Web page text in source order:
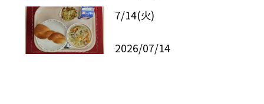
7/14(火)
2026/07/14